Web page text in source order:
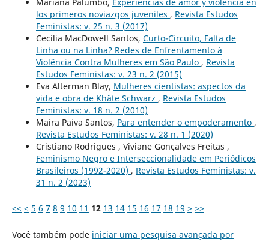
Mariana Palumbo, Experiencias de amor y violencia en
los primeros noviazgos juveniles , Revista Estudos
Feministas: v. 25 n. 3 (2017)
Cecília MacDowell Santos, Curto-Circuito, Falta de
Linha ou na Linha? Redes de Enfrentamento à
Violência Contra Mulheres em São Paulo , Revista
Estudos Feministas: v. 23 n. 2 (2015)
Eva Alterman Blay, Mulheres cientistas: aspectos da
vida e obra de Khäte Schwarz , Revista Estudos
Feministas: v. 18 n. 2 (2010)
Maíra Paiva Santos, Para entender o empoderamento ,
Revista Estudos Feministas: v. 28 n. 1 (2020)
Cristiano Rodrigues , Viviane Gonçalves Freitas ,
Feminismo Negro e Interseccionalidade em Periódicos
Brasileiros (1992-2020) , Revista Estudos Feministas: v.
31 n. 2 (2023)
<< < 5 6 7 8 9 10 11 12 13 14 15 16 17 18 19 > >>
Você também pode iniciar uma pesquisa avançada por